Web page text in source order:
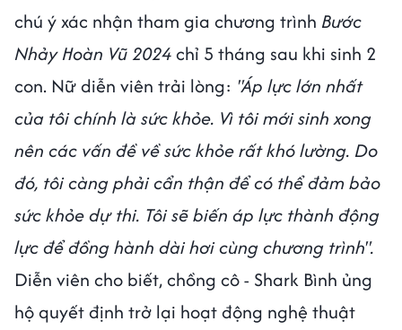
chú ý xác nhận tham gia chương trình Bước
Nhảy Hoàn Vũ 2024chỉ 5 tháng sau khi sinh 2
con. Nữ diễn viên trải lòng: "Áp lực lớn nhất
của tôi chính là sức khỏe. Vì tôi mới sinh xong
nên các vấn đề về sức khỏe rất khó lường. Do
đó, tôi càng phải cẩn thận để có thể đảm bảo
sức khỏe dự thi. Tôi sẽ biến áp lực thành động
lực để đồng hành dài hơi cùng chương trình".
Diễn viên cho biết, chồng cô - Shark Bình ủng
hộ quyết định trở lại hoạt động nghệ thuật